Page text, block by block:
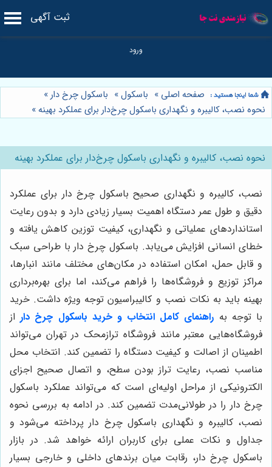
ثبت آگهی
صفحه اصلی » باسکول» باسکول چرخ دار»
نحوه نصب، کالیبره و نگهداری باسکول چرخ‌دار برای عملکرد بهینه»
نحوه نصب، کالیبره و نگهداری باسکول چرخ‌دار برای عملکرد بهینه
نصب، کالیبره و نگهداری صحیح باسکول چرخ دار برای عملکرد
دقیق و طول عمر دستگاه اهمیت بسیار زیادی دارد و بدون رعایت
استانداردهای عملیاتی و نگهداری، کیفیت توزین کاهش یافته و
خطای انسانی افزایش می‌یابد. باسکول چرخ دار با طراحی سبک
و قابل حمل، امکان استفاده در مکان‌های مختلف مانند انبارها،
مراکز توزیع و فروشگاه‌ها را فراهم می‌کند، اما برای بهره‌برداری
بهینه باید به نکات نصب و کالیبراسیون توجه ویژه داشت. خرید
با توجه به راهنمای کامل انتخاب و خرید باسکول چرخ داراز
فروشگاه‌هایی معتبر مانند فروشگاه ترازمحک در تهران می‌تواند
اطمینان از اصالت و کیفیت دستگاه را تضمین کند. انتخاب محل
مناسب نصب، رعایت تراز بودن سطح، و اتصال صحیح اجزای
الکترونیکی از مراحل اولیه‌ای است که می‌تواند عملکرد باسکول
چرخ دار را در طولانی‌مدت تضمین کند. در ادامه به بررسی نحوه
نصب، کالیبره و نگهداری باسکول چرخ دار پرداخته می‌شود و
جداول و نکات عملی برای کاربران ارائه خواهد شد. در بازار
باسکول چرخ دار، رقابت میان برندهای داخلی و خارجی بسیار